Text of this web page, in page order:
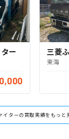
ー 三菱
東海
イターの買取実績をもっと